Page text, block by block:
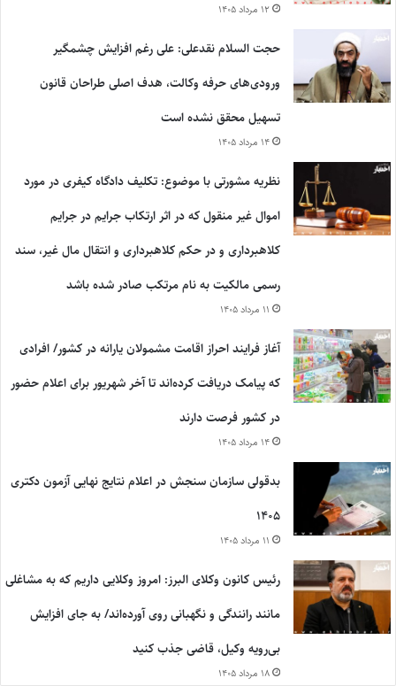
۱۲ مرداد ۱۴۰۵
حجت السلام نقدعلی: علی رغم افزایش چشمگیر
ورودی‌های حرفه وکالت، هدف اصلی طراحان قانون
تسهیل محقق نشده است
۱۴ مرداد ۱۴۰۵
نظریه مشورتی با موضوع: تکلیف دادگاه کیفری در مورد
اموال غیر منقول که در اثر ارتکاب جرایم در جرایم
کلاهبرداری و در حکم کلاهبرداری و انتقال مال غیر، سند
رسمی مالکیت به نام مرتکب صادر شده باشد
۱۱ مرداد ۱۴۰۵
آغاز فرایند احراز اقامت مشمولان یارانه در کشور/ افرادی
که پیامک دریافت کرده‌اند تا آخر شهریور برای اعلام حضور
در کشور فرصت دارند
۱۴ مرداد ۱۴۰۵
بدقولی سازمان سنجش در اعلام نتایج نهایی آزمون دکتری
۱۴۰۵
۱۱ مرداد ۱۴۰۵
رئیس کانون وکلای البرز: امروز وکلایی داریم که به مشاغلی
مانند رانندگی و نگهبانی روی آورده‌اند/ به جای افزایش
بی‌رویه وکیل، قاضی جذب کنید
۱۸ مرداد ۱۴۰۵